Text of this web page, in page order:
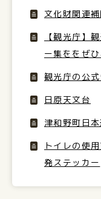
文化財関連
【観光庁】
ー集ををぜ
観光庁の公
日原天文台
津和野町日
トイレの使
発ステッカー